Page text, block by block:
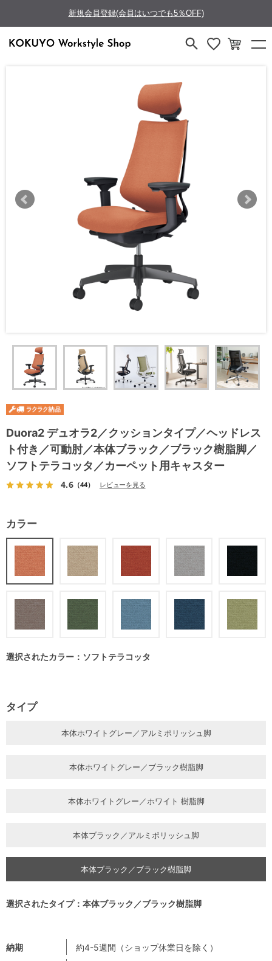
新規会員登録(会員はいつでも5％OFF)
Duora2 デュオラ2／クッションタイプ／ヘッドレス
ト付き／可動肘／本体ブラック／ブラック樹脂脚／
ソフトテラコッタ／カーペット用キャスター
4.6（44） レビューを見る
納期
約4-5週間（ショップ休業日を除く）
カラー
選択されたカラー：ソフトテラコッタ
タイプ
本体ホワイトグレー／アルミポリッシュ脚
本体ホワイトグレー／ブラック樹脂脚
本体ホワイトグレー／ホワイト 樹脂脚
本体ブラック／アルミポリッシュ脚
本体ブラック／ブラック樹脂脚
選択されたタイプ：本体ブラック／ブラック樹脂脚